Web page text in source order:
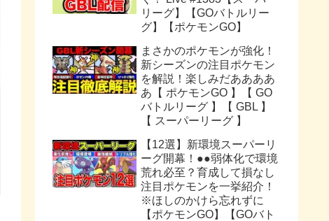
リーグ】【GOバトルリー
グ】【ポケモンGO】
まさかのポケモンが強化！
新シーズンの注目ポケモン
を解説！楽しみだああああ
あ【 ポケモンGO 】【 GO
バトルリーグ 】【 GBL 】
【 スーパーリーグ 】
【12選】新環境スーパーリ
ーグ開幕！●●弱体化で環境
荒れ必至？育成して損なし
注目ポケモンを一挙紹介！
※ほしのかけら忘れずに
【ポケモンGO】【GOバト